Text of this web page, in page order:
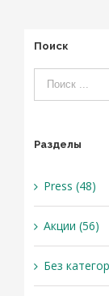
Поиск
Разделы
Press (48)
Акции (56)
Без